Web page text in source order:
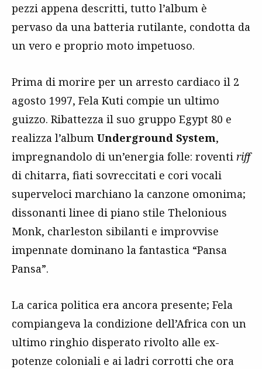
pezzi appena descritti, tutto l’album è
pervaso da una batteria rutilante, condotta da
un vero e proprio moto impetuoso.
Prima di morire per un arresto cardiaco il 2
agosto 1997, Fela Kuti compie un ultimo
guizzo. Ribattezza il suo gruppo Egypt 80 e
realizza l’album Underground System,
impregnandolo di un’energia folle: roventi riff
di chitarra, fiati sovreccitati e cori vocali
superveloci marchiano la canzone omonima;
dissonanti linee di piano stile Thelonious
Monk, charleston sibilanti e improvvise
impennate dominano la fantastica “Pansa
Pansa”.
La carica politica era ancora presente; Fela
compiangeva la condizione dell’Africa con un
ultimo ringhio disperato rivolto alle ex-
potenze coloniali e ai ladri corrotti che ora